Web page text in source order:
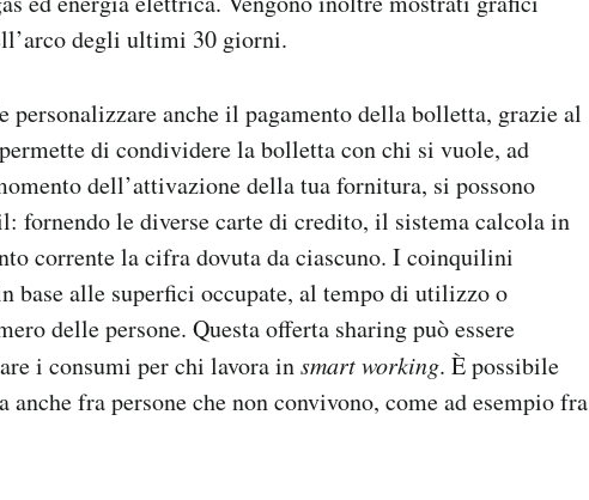
degli ultimi 30 giorni.
personalizzare anche il pagamento della bolletta, grazie al
di condividere la bolletta con chi si vuole, ad
dell’attivazione della tua fornitura, si possono
fornendo le diverse carte di credito, il sistema calcola in
corrente la cifra dovuta da ciascuno. I coinquilini
base alle superfici occupate, al tempo di utilizzo o
delle persone. Questa offerta sharing può essere
i consumi per chi lavora insmart working. È possibile
fra persone che non convivono, come ad esempio fra